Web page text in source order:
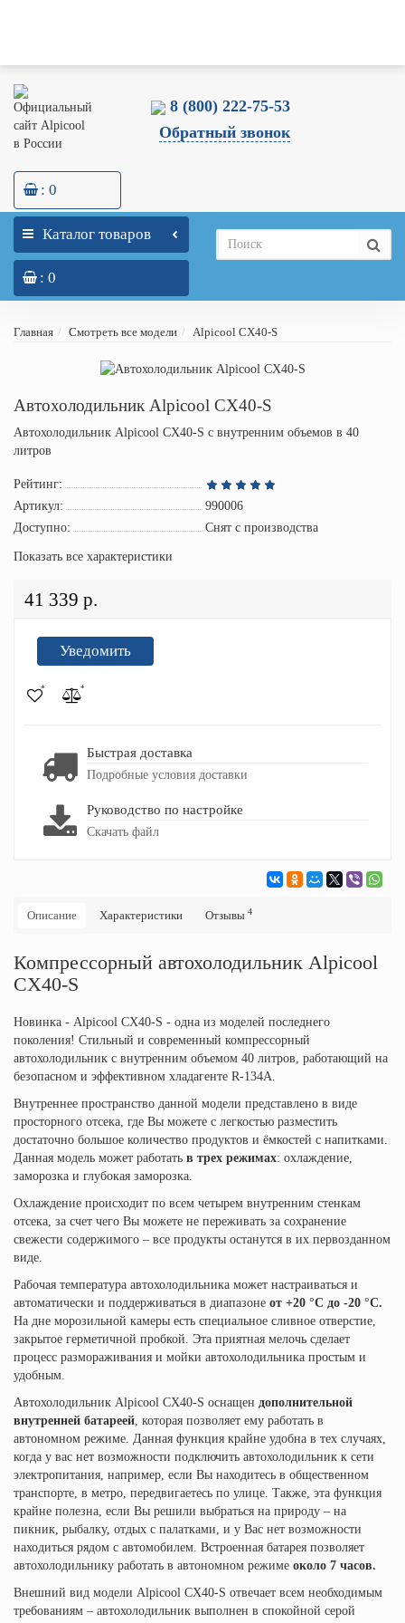
8 (800) 222-75-53
Обратный звонок
: 0
Каталог товаров
: 0
Главная Смотреть все модели Alpicool CX40-S
Автохолодильник Alpicool CX40-S
Автохолодильник Alpicool CX40-S с внутренним объемов в 40
литров
Рейтинг:
Артикул:
990006
Доступно:
Снят с производства
Показать все характеристики
41 339 р.
Уведомить
Быстрая доставка
Подробные условия доставки
Руководство по настройке
Скачать файл
Описание Характеристики Отзывы 4
Компрессорный автохолодильник Alpicool
CX40-S
Новинка - Alpicool CX40-S - одна из моделей последнего
поколения! Стильный и современный компрессорный
автохолодильник с внутренним объемом 40 литров, работающий на
безопасном и эффективном хладагенте R-134A.
Внутреннее пространство данной модели представлено в виде
просторного отсека, где Вы можете с легкостью разместить
достаточно большое количество продуктов и ёмкостей с напитками.
Данная модель может работать в трех режимах: охлаждение,
заморозка и глубокая заморозка.
Охлаждение происходит по всем четырем внутренним стенкам
отсека, за счет чего Вы можете не переживать за сохранение
свежести содержимого – все продукты останутся в их первозданном
виде.
Рабочая температура автохолодильника может настраиваться и
автоматически и поддерживаться в диапазоне от +20 °C до -20 °C.
На дне морозильной камеры есть специальное сливное отверстие,
закрытое герметичной пробкой. Эта приятная мелочь сделает
процесс размораживания и мойки автохолодильника простым и
удобным.
Автохолодильник Alpicool CX40-S оснащен дополнительной
внутренней батареей, которая позволяет ему работать в
автономном режиме. Данная функция крайне удобна в тех случаях,
когда у вас нет возможности подключить автохолодильник к сети
электропитания, например, если Вы находитесь в общественном
транспорте, в метро, передвигаетесь по улице. Также, эта функция
крайне полезна, если Вы решили выбраться на природу – на
пикник, рыбалку, отдых с палатками, и у Вас нет возможности
находиться рядом с автомобилем. Встроенная батарея позволяет
автохолодильнику работать в автономном режиме около 7 часов.
Внешний вид модели Alpicool CX40-S отвечает всем необходимым
требованиям – автохолодильник выполнен в спокойной серой